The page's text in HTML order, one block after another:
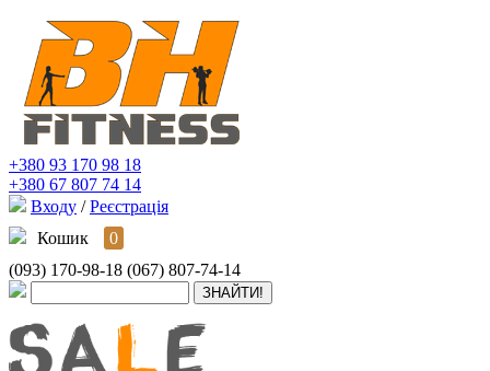
+380 93 170 98 18
+380 67 807 74 14
Входу / Реєстрація
Кошик
0
(093) 170-98-18 (067) 807-74-14